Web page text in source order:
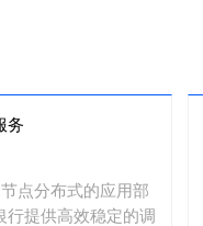
务
点分布式的应用部
行提供高效稳定的调